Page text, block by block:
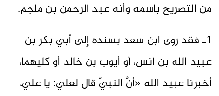
من التصريح باسمه وأنه عبد الرحمن بن ملجم.
1ـ فقد روى ابن سعد بسنده إلى أبي بكر بن
عبيد الله بن أنس، أو أيوب بن خالد أو كليهما،
أخبرنا عبيد الله «أنَّ النبيّ قال لعلي: يا علي،